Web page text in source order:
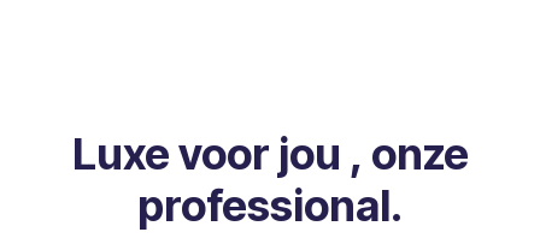
Luxe voor jou , onze
professional.